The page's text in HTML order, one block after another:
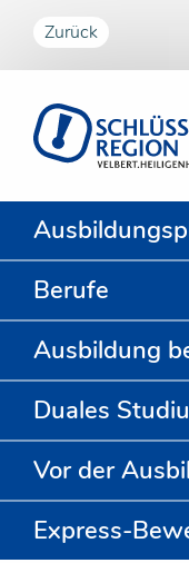
Zurück
Berufe
Ausbildung
Duales
Vor der
Express-